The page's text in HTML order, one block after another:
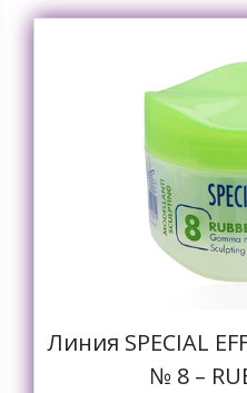
Линия SPECIAL
№ 8 –